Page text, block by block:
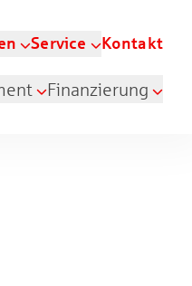
Service Kontakt
Finanzierung